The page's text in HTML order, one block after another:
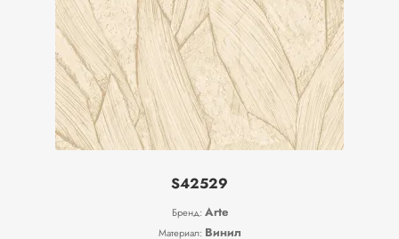
S42529
Бренд: Arte
Материал: Винил